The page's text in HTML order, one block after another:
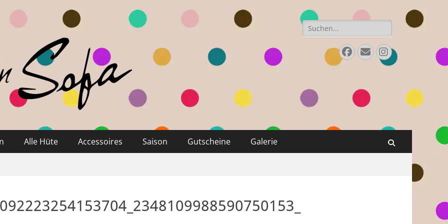
Suchen
nach:
Facebook
E-
Mail
Instagram
Alle Hüte Accessoires Saison Gutscheine Galerie